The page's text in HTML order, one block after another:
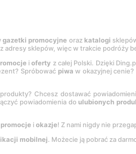
gazetki promocyjne oraz katalogi
adresy sklepów, więc w trakcie podróży
ioferty z całej Polski. Dzięki
Spróbować piwa w okazyjnej
produkty? Chcesz dostawać
powiadomienia do ulubionych
i okazje! Z nami nigdy nie
mobilnej. Możecie ją pobrać za